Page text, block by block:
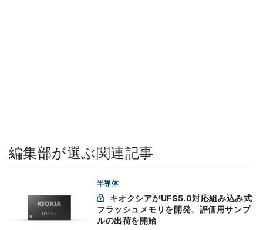
編集部が選ぶ関連記事
半導体
フラッシュメモリを開発、評価用サンプ
ルの出荷を開始